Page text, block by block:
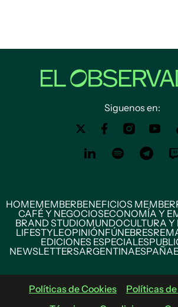
Siguenos en:
HOMEMEMBERBENEFICIOS MEMBER
CAFÉ Y NEGOCIOSECONOMÍA Y
BRAND STUDIOMUNDOCULTURA Y
LIFESTYLEOPINIÓNFÚNEBRES
EDICIONES ESPECIALES
NEWSLETTERSARGENTINAESPAÑA
Políticas de Cookies
Políticas